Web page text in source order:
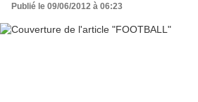
Publié le 09/06/2012 à 06:23